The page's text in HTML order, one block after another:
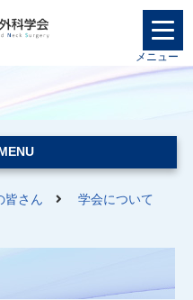
メニュー
皆さん
学会について